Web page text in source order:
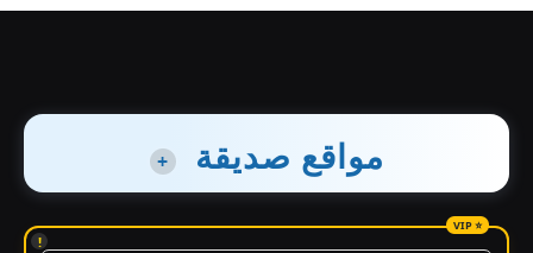
مواقع صديقة +
!